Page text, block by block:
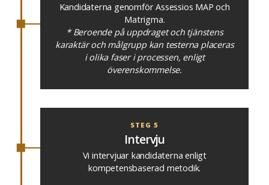
Kandidaterna genomför Assessios MAP och
Matrigma.
* Beroende på uppdraget och tjänstens
karaktär och målgrupp kan testerna placeras
i olika faser i processen, enligt
överenskommelse.
STEG 5
Intervju
Vi intervjuar kandidaterna enligt
kompetensbaserad metodik.